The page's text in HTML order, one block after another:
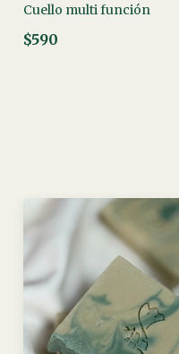
Cuello multi función
$590